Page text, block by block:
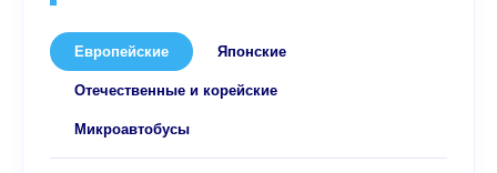
Европейские Японские
Отечественные и корейские
Микроавтобусы